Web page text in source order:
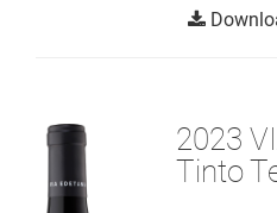
2023
Tinto